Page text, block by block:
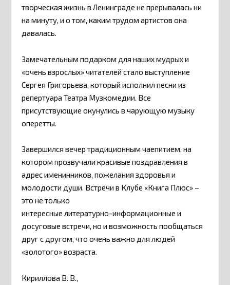
творческая жизнь в Ленинграде не прерывалась ни
на минуту, и о том, каким трудом артистов она
давалась.
Замечательным подарком для наших мудрых и
«очень взрослых» читателей стало выступление
Сергея Григорьева, который исполнил песни из
репертуара Театра Музкомедии. Все
присутствующие окунулись в чарующую музыку
оперетты.
Завершился вечер традиционным чаепитием, на
котором прозвучали красивые поздравления в
адрес именинников, пожелания здоровья и
молодости души. Встречи в Клубе «Книга Плюс» –
это не только
интересные литературно-информационные и
досуговые встречи, но и возможность пообщаться
друг с другом, что очень важно для людей
«золотого» возраста.
Кириллова В. В.,